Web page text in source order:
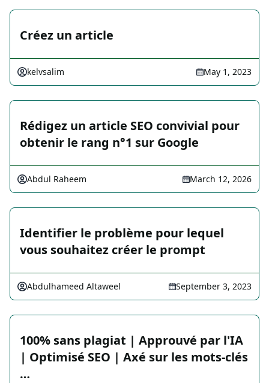
Créez un article
kelvsalim May 1, 2023
Rédigez un article SEO convivial pour
obtenir le rang n°1 sur Google
Abdul Raheem March 12, 2026
Identifier le problème pour lequel
vous souhaitez créer le prompt
Abdulhameed Altaweel September 3, 2023
100% sans plagiat | Approuvé par l'IA
| Optimisé SEO | Axé sur les mots-clés
…